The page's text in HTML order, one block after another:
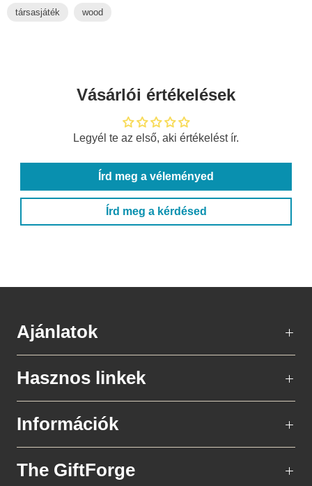
társasjáték wood
Vásárlói értékelések
Legyél te az első, aki értékelést ír.
Írd meg a véleményed
Írd meg a kérdésed
Ajánlatok
Hasznos linkek
Információk
The GiftForge